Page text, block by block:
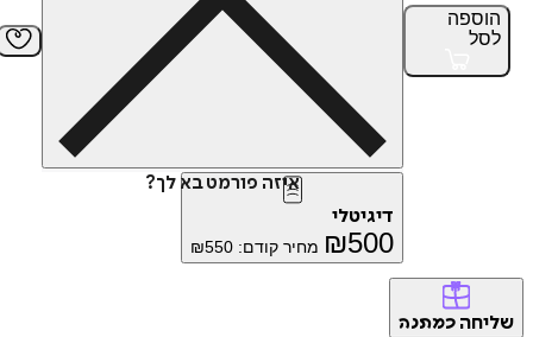
איזה פורמט בא לך?
דיגיטלי
₪ מחיר קודם: ₪550
כמתנה